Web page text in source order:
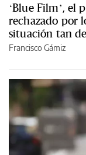
‘Blue Film’, el
rechazado por
situación tan
Francisco Gámiz